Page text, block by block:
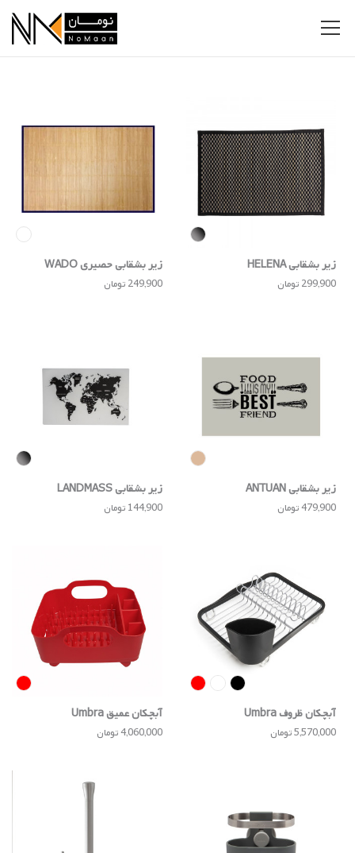
زیر بشقابی HELENA
299,900 تومان
زیر بشقابی حصیری WADO
249,900 تومان
زیر بشقابی ANTUAN
479,900 تومان
زیر بشقابی LANDMASS
144,900 تومان
آبچکان ظروف Umbra
5,570,000 تومان
آبچکان عمیق Umbra
4,060,000 تومان